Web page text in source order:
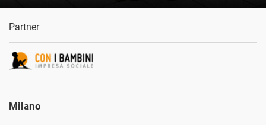
Partner
Milano